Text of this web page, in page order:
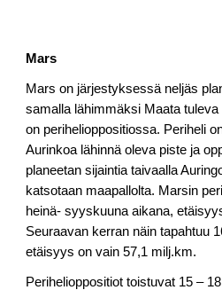
Mars
Mars on järjestyksessä neljäs
samalla lähimmäksi Maata
on perihelioppositiossa. Periheli
Aurinkoa lähinnä oleva piste ja
planeetan sijaintia taivaalla
katsotaan maapallolta. Marsin
heinä- syyskuuna aikana,
Seuraavan kerran näin tapahtuu
etäisyys on vain 57,1 milj.km.
Perihelioppositiot toistuvat 15 –